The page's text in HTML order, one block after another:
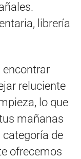
librería
encontrar
reluciente
lo que
mañanas
de
ofrecemos